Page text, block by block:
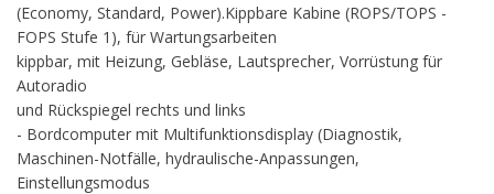
(Economy, Standard, Power).Kippbare Kabine (ROPS/TOPS -
FOPS Stufe 1), für Wartungsarbeiten
kippbar, mit Heizung, Gebläse, Lautsprecher, Vorrüstung für
Autoradio
und Rückspiegel rechts und links
- Bordcomputer mit Multifunktionsdisplay (Diagnostik,
Maschinen-Notfälle, hydraulische-Anpassungen,
Einstellungsmodus